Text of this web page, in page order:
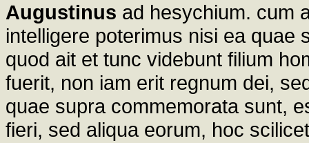
Augustinus ad hesychium. cum
intelligere poterimus nisi ea quae
quod ait et tunc videbunt filium
fuerit, non iam erit regnum dei,
quae supra commemorata sunt,
fieri, sed aliqua eorum, hoc